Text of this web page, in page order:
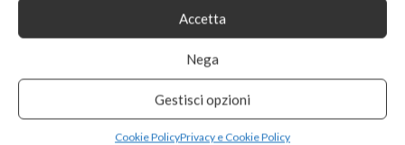
Accetta
Nega
Gestisci opzioni
Cookie PolicyPrivacy e Cookie Policy
Beyond: Due Anime mette a disposizione 46
non rivelare anzitempo eventi legati alla trama
o decisioni inerenti alla vicenda di Jodie. Per
questo motivo evitiamo di discuterne
estensivamente, ma vi basti sapere che per